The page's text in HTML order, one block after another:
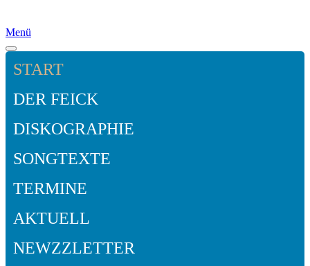
Menü
START
DER FEICK
DISKOGRAPHIE
SONGTEXTE
TERMINE
AKTUELL
NEWZZLETTER